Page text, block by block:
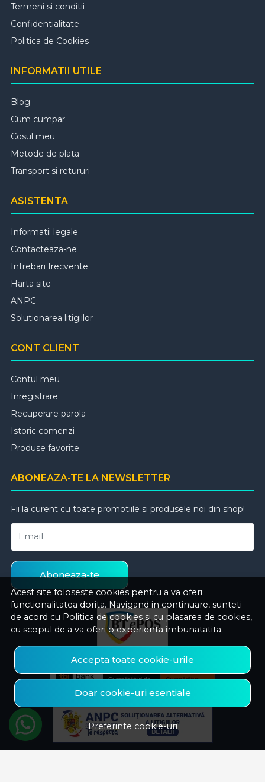
Acest site foloseste cookies pentru a va oferi
functionalitatea dorita. Navigand in continuare, sunteti
de acord cu Politica de cookies si cu plasarea de cookies,
cu scopul de a va oferi o experienta imbunatatita.
Accepta toate cookie-urile
Doar cookie-uri esentiale
Preferinte cookie-uri
Termeni si conditii
Confidentialitate
Politica de Cookies
INFORMATII UTILE
Blog
Cum cumpar
Cosul meu
Metode de plata
Transport si retururi
ASISTENTA
Informatii legale
Contacteaza-ne
Intrebari frecvente
Harta site
ANPC
Solutionarea litigiilor
CONT CLIENT
Contul meu
Inregistrare
Recuperare parola
Istoric comenzi
Produse favorite
ABONEAZA-TE LA NEWSLETTER
Fii la curent cu toate promotiile si produsele noi din shop!
Email
Aboneaza-te